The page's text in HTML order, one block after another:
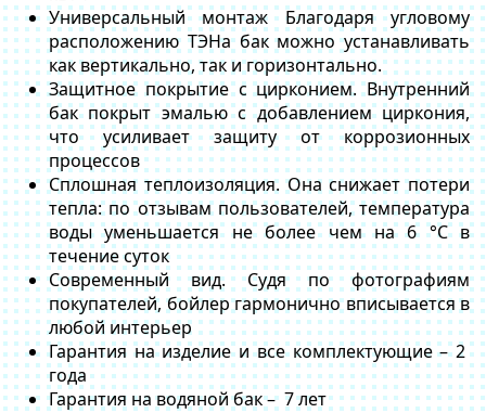
Универсальный монтаж Благодаря угловому
расположению ТЭНа бак можно устанавливать
как вертикально, так и горизонтально.
Защитное покрытие с цирконием. Внутренний
бак покрыт эмалью с добавлением циркония,
что усиливает защиту от коррозионных
процессов
Сплошная теплоизоляция. Она снижает потери
тепла: по отзывам пользователей, температура
воды уменьшается не более чем на 6 °C в
течение суток
Современный вид. Судя по фотографиям
покупателей, бойлер гармонично вписывается в
любой интерьер
Гарантия на изделие и все комплектующие – 2
года
Гарантия на водяной бак – 7 лет